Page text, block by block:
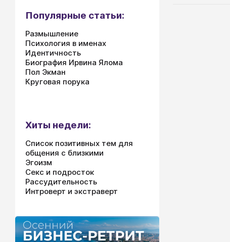
Популярные статьи:
Размышление
Психология в именах
Идентичность
Биография Ирвина Ялома
Пол Экман
Круговая порука
Хиты недели:
Список позитивных тем для
общения с близкими
Эгоизм
Секс и подросток
Рассудительность
Интроверт и экстраверт